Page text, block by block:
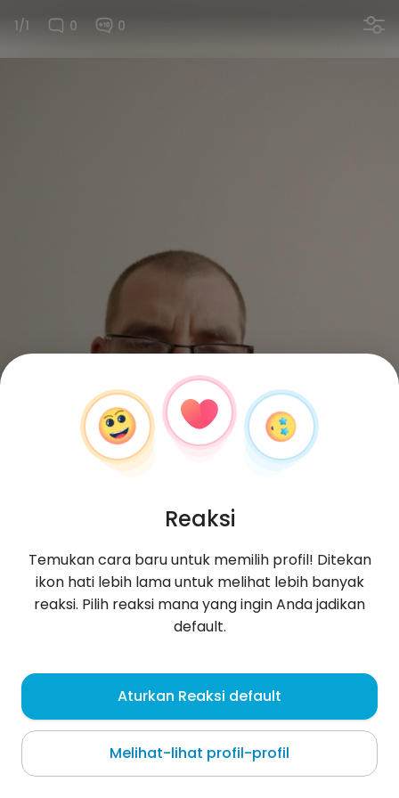
1/1 0 0
sylwesterwydra30g , 43
Kaohsiung
Tentang saya
Reaksi
Temukan cara baru untuk memilih profil! Ditekan
ikon hati lebih lama untuk melihat lebih banyak
reaksi. Pilih reaksi mana yang ingin Anda jadikan
default.
Aturkan Reaksi default
Melihat-lihat profil-profil